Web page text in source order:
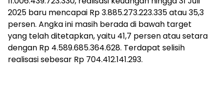
2025 baru mencapai Rp 3.885.273.223.335 atau 35,3
persen. Angka ini masih berada di bawah target
yang telah ditetapkan, yaitu 41,7 persen atau setara
dengan Rp 4.589.685.364.628. Terdapat selisih
realisasi sebesar Rp 704.412.141.293.